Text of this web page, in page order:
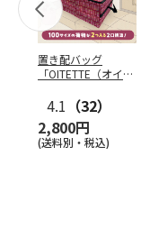
置き配バッグ
「OITETTE（オイテ
4.1 （32）
2,800円
(送料別・税込)